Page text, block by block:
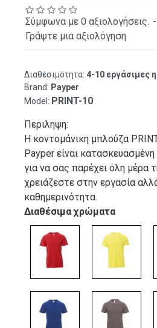
Διαθέσιμότητα: 4-10 εργάσιμες
Brand: Payper
Model: PRINT-10
Σύμφωνα με 0 αξιολογήσεις. -
Γράψτε μια αξιολόγηση
Περιληψη:
Η κοντομάνικη μπλούζα
Payper είναι
για να σας παρέχει όλη μέρα
χρειάζεστε στην εργασία
καθημερινότητα.
Διαθέσιμα χρώματα